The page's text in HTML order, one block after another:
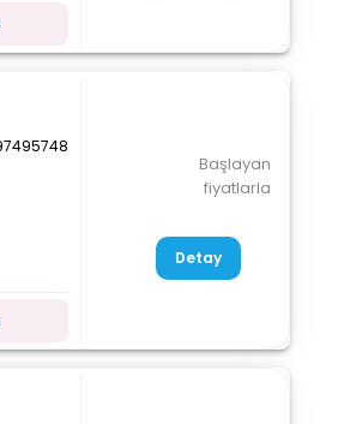
Başlayan
fiyatlarla
Detay